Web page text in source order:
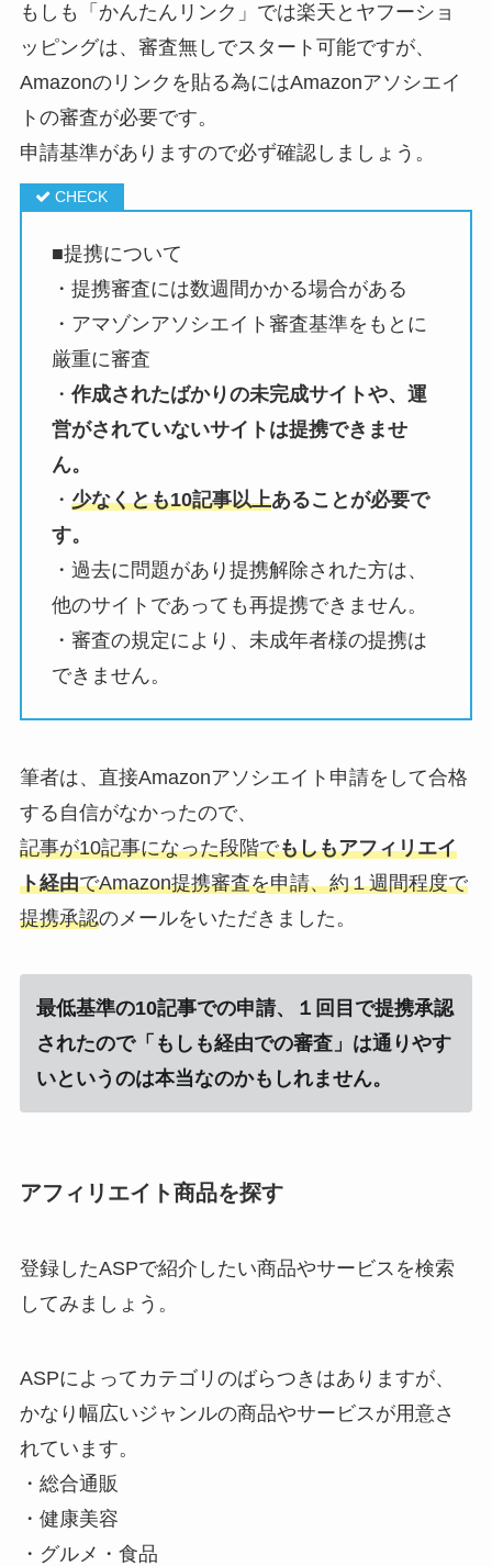
もしも「かんたんリンク」では楽天とヤフーショ
ッピングは、審査無しでスタート可能ですが、
Amazonのリンクを貼る為にはAmazonアソシエイ
トの審査が必要です。
申請基準がありますので必ず確認しましょう。
■提携について
・提携審査には数週間かかる場合がある
・アマゾンアソシエイト審査基準をもとに
厳重に審査
・ 作成されたばかりの未完成サイトや、運
営がされていないサイトは提携できませ
ん。
・ 少なくとも10記事以上あることが必要で
す。
・過去に問題があり提携解除された方は、
他のサイトであっても再提携できません。
・審査の規定により、未成年者様の提携は
できません。
筆者は、直接Amazonアソシエイト申請をして合格
する自信がなかったので、
記事が10記事になった段階でもしもアフィリエイ
ト経由でAmazon提携審査を申請、約１週間程度で
提携承認のメールをいただきました。
最低基準の10記事での申請、１回目で提携承認
されたので「もしも経由での審査」は通りやす
いというのは本当なのかもしれません。
アフィリエイト商品を探す
登録したASPで紹介したい商品やサービスを検索
してみましょう。
ASPによってカテゴリのばらつきはありますが、
かなり幅広いジャンルの商品やサービスが用意さ
れています。
・総合通販
・健康美容
・グルメ・食品